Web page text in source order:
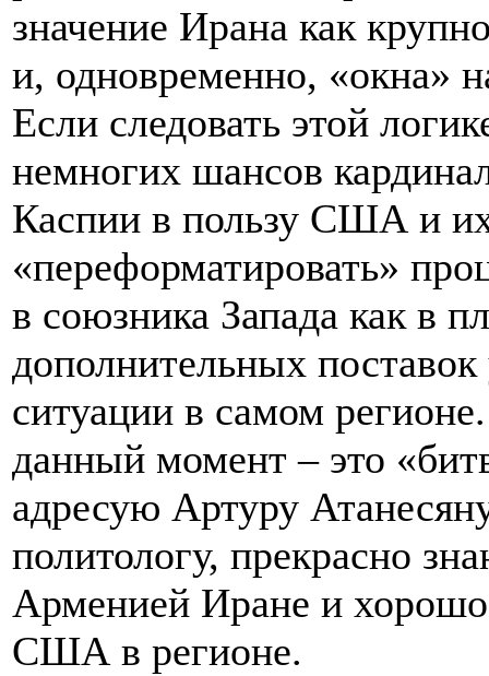
значение Ирана как
и, одновременно, «окна»
Если следовать этой
немногих шансов
Каспии в пользу США и
«переформатировать»
в союзника Запада как в
дополнительных поставок
ситуации в самом
данный момент – это
адресую Артуру
политологу, прекрасно
Арменией Иране и
США в регионе.